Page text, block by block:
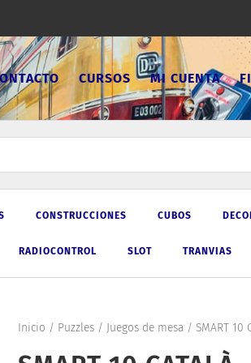
CURSOS MI CUENTA
CONSTRUCCIONES CUBOS
RADIOCONTROL SLOT TRANVIAS
Inicio / Puzzles/ Juegos de mesa/ SMART 10